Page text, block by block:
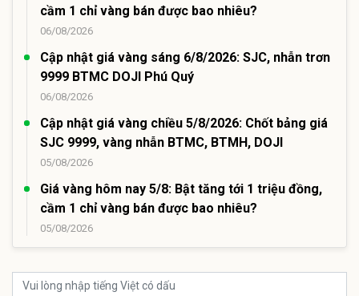
cầm 1 chỉ vàng bán được bao nhiêu?
06/08/2026
Cập nhật giá vàng sáng 6/8/2026: SJC, nhẫn trơn
9999 BTMC DOJI Phú Quý
06/08/2026
Cập nhật giá vàng chiều 5/8/2026: Chốt bảng giá
SJC 9999, vàng nhẫn BTMC, BTMH, DOJI
05/08/2026
Giá vàng hôm nay 5/8: Bật tăng tới 1 triệu đồng,
cầm 1 chỉ vàng bán được bao nhiêu?
05/08/2026